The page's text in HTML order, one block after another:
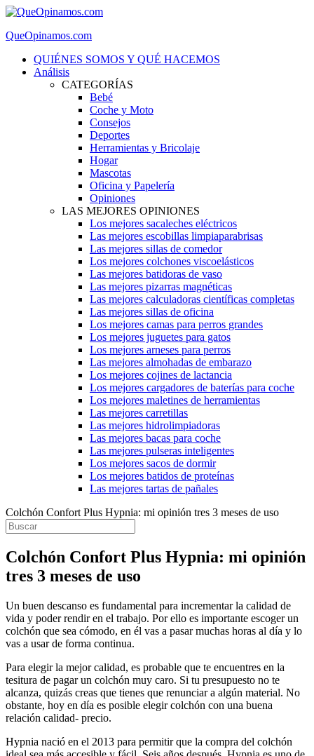
QueOpinamos.com
QUIÉNES SOMOS Y QUÉ HACEMOS
Análisis
CATEGORÍAS
Bebé
Coche y Moto
Consejos
Deportes
Herramientas y Bricolaje
Hogar
Mascotas
Oficina y Papelería
Opiniones
LAS MEJORES OPINIONES
Los mejores sacaleches eléctricos
Las mejores escobillas limpiaparabrisas
Las mejores sillas de comedor
Los mejores colchones viscoelásticos
Las mejores batidoras de vaso
Las mejores pizarras magnéticas
Las mejores calculadoras científicas completas
Las mejores sillas de oficina
Los mejores camas para perros grandes
Los mejores juguetes para gatos
Los mejores arneses para perros
Las mejores almohadas de embarazo
Los mejores cojines de lactancia
Los mejores cargadores de baterías para coche
Los mejores maletines de herramientas
Las mejores carretillas
Las mejores hidrolimpiadoras
Las mejores bacas para coche
Las mejores pulseras inteligentes
Los mejores sacos de dormir
Los mejores batidos de proteínas
Las mejores tartas de pañales
Colchón Confort Plus Hypnia: mi opinión tres 3 meses de uso
Colchón Confort Plus Hypnia: mi opinión
tres 3 meses de uso
Un buen descanso es fundamental para incrementar la calidad de
vida y poder rendir en el trabajo. Por ello es importante escoger un
colchón que sea cómodo, en él vas a pasar muchas horas al día y lo
vas a usar de forma continua.
Para elegir la mejor calidad, es probable que te encuentres en la
tesitura de pagar un colchón muy caro. Si tu presupuesto no te
alcanza, quizás creas que tienes que renunciar a algún material. No
obstante, hoy en día es posible elegir colchón con una buena
relación calidad- precio.
Hypnia nació en el 2013 para permitir que la compra del colchón